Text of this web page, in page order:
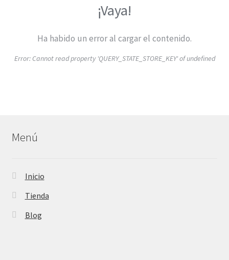
¡Vaya!
Ha habido un error al cargar el contenido.
Error: Cannot read property 'QUERY_STATE_STORE_KEY' of undefined
Menú
Inicio
Tienda
Blog